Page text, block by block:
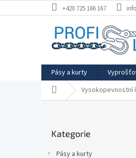
na
+420 725 166 167
Pásy a kurty
Domů Vysokopevnostní
kategorie
Kategorie
Pásy a kurty